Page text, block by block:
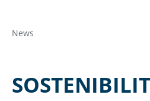
News